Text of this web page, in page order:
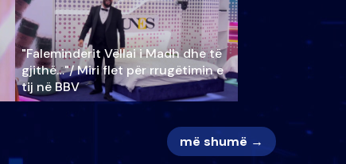
"Faleminderit Vëllai i Madh dhe të
gjithë…"/ Miri flet për rrugëtimin e
tij në BBV
më shumë →